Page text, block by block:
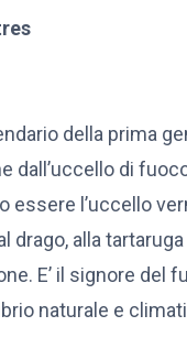
della prima
dall’uccello di
essere l’uccello
alla tartaruga
E’ il signore del
naturale e